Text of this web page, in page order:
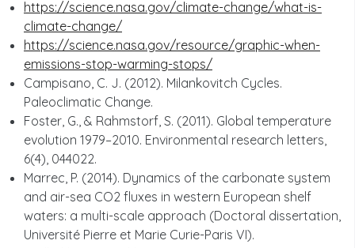
https://science.nasa.gov/climate-change/what-is-
climate-change/
https://science.nasa.gov/resource/graphic-when-
emissions-stop-warming-stops/
Campisano, C. J. (2012). Milankovitch Cycles.
Paleoclimatic Change.
Foster, G., & Rahmstorf, S. (2011). Global temperature
evolution 1979–2010. Environmental research letters,
6(4), 044022.
Marrec, P. (2014). Dynamics of the carbonate system
and air-sea CO2 fluxes in western European shelf
waters: a multi-scale approach (Doctoral dissertation,
Université Pierre et Marie Curie-Paris VI).